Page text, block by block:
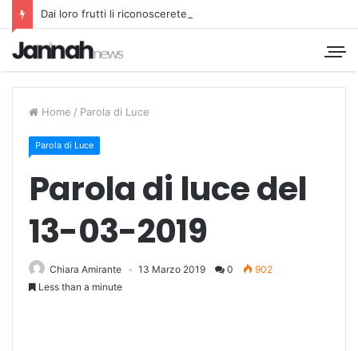
Dai loro frutti li riconoscerete
Home / Parola di Luce
Parola di Luce
Parola di luce del
13-03-2019
Chiara Amirante 13 Marzo 2019 0
902
Less than a minute